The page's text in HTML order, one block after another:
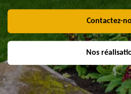
Contactez-
Nos